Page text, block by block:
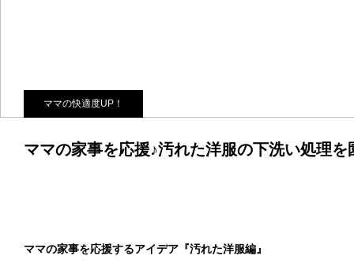
ママの快適度UP！
ママの家事を応援♪汚れた洋服の下洗い処理
ママの家事を応援するアイデア『汚れた洋服編』